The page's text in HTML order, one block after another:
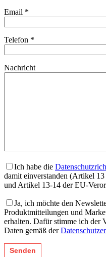
Email *
Telefon *
Nachricht
Ich habe die
damit einverstanden (Artikel
und Artikel 13-14 der EU-
Ja, ich möchte den
Produktmitteilungen und
erhalten. Dafür stimme ich der
Daten gemäß der